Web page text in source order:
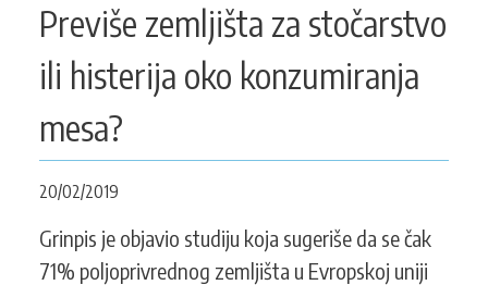
PROJECTS
DOCUMENTS
CONTACT
FORM
Previše zemljišta za stočarstvo
ili histerija oko konzumiranja
mesa?
20/02/2019
Grinpis je objavio studiju koja sugeriše da se čak
71% poljoprivrednog zemljišta u Evropskoj uniji